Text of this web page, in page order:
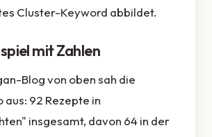
Cluster-Keyword abbildet.
mit Zahlen
Blog von oben sah die
aus: 92 Rezepte in
insgesamt, davon 64 in der